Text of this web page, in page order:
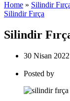
Home » Silindir
Silindir Fırça
Silindir
30 Nisan 2022
Posted by